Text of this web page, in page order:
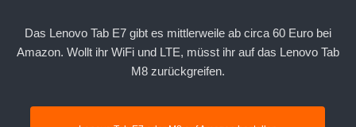
Das Lenovo Tab E7 gibt es mittlerweile ab circa 60 Euro bei
Amazon. Wollt ihr WiFi und LTE, müsst ihr auf das Lenovo Tab
M8 zurückgreifen.